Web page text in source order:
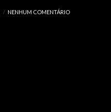
NENHUM COMENTÁRIO